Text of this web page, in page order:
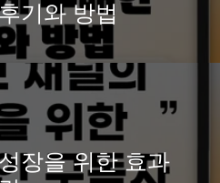
기와 방법
장을 위한 효과